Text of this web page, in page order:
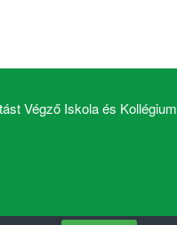
Végző Iskola és Kollégium